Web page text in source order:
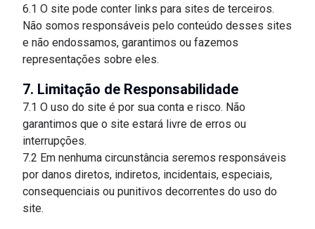
6.1 O site pode conter links para sites de terceiros.
Não somos responsáveis pelo conteúdo desses sites
e não endossamos, garantimos ou fazemos
representações sobre eles.
7. Limitação de Responsabilidade
7.1 O uso do site é por sua conta e risco. Não
garantimos que o site estará livre de erros ou
interrupções.
7.2 Em nenhuma circunstância seremos responsáveis
por danos diretos, indiretos, incidentais, especiais,
consequenciais ou punitivos decorrentes do uso do
site.